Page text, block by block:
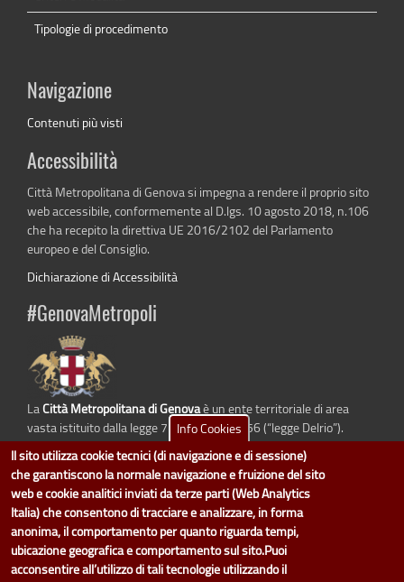
Tipologie di procedimento
Navigazione
Contenuti più visti
Accessibilità
Città Metropolitana di Genova si impegna a rendere il proprio sito
web accessibile, conformemente al D.lgs. 10 agosto 2018, n.106
che ha recepito la direttiva UE 2016/2102 del Parlamento
europeo e del Consiglio.
Dichiarazione di Accessibilità
#GenovaMetropoli
LaCittà Metropolitana di Genovaè un ente territoriale di area
vasta istituito dalla legge 7 aprile 2014 n. 56 (“legge Delrio”).
Sostituisce la Provincia di Genova.
dati.cittametropolitana.genova.it è il progetto "Open Data" della
Metropolitana di Genova.
Il design e la gestione sono a cura del Servizio Sistemi Informativi. Ogni
Direzione è responsabile per la parte di "dati" e "dataset".
Info Cookies
Il sito utilizza cookie tecnici (di navigazione e di sessione)
che garantiscono la normale navigazione e fruizione del sito
web e cookie analitici inviati da terze parti (Web Analytics
Italia) che consentono di tracciare e analizzare, in forma
anonima, il comportamento per quanto riguarda tempi,
ubicazione geografica e comportamento sul sito.Puoi
acconsentire all’utilizzo di tali tecnologie utilizzando il